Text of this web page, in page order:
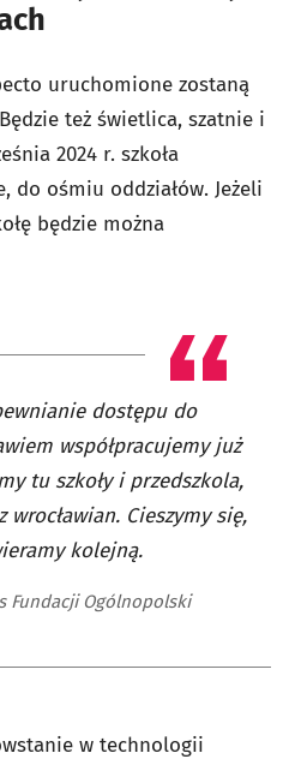
uruchomione zostaną
też świetlica, szatnie i
2024 r. szkoła
do ośmiu oddziałów. Jeżeli
będzie można
dostępu do
współpracujemy już
tu szkoły i przedszkola,
Cieszymy się,
kolejną.
Fundacji Ogólnopolski
w technologii